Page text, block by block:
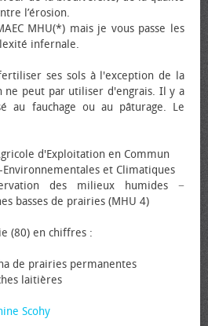
l’érosion.
MHU(*) mais je vous passe les
infernale.
ses sols à l'exception de la
ne peut par utiliser d'engrais. Il y a
au fauchage ou au pâturage. Le
d'Exploitation en Commun
Environnementales et Climatiques
des milieux humides −
basses de prairies (MHU 4)
(80) en chiffres :
de prairies permanentes
laitières
Scohy